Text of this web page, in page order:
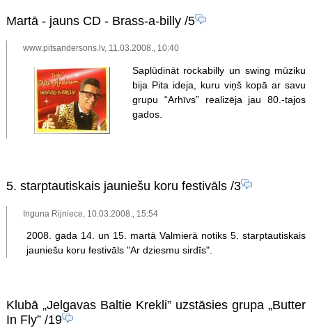
Martā - jauns CD - Brass-a-billy/5
www.pitsandersons.lv, 11.03.2008., 10:40
Saplūdināt rockabilly un swing mūziku
bija Pita ideja, kuru viņš kopā ar savu
grupu “Arhīvs” realizēja jau 80.-tajos
gados.
5. starptautiskais jauniešu koru festivāls/3
Inguna Rijniece, 10.03.2008., 15:54
2008. gada 14. un 15. martā Valmierā notiks 5. starptautiskais
jauniešu koru festivāls "Ar dziesmu sirdīs".
Klubā „Jelgavas Baltie Krekli” uzstāsies grupa „Butter
In Fly”/19